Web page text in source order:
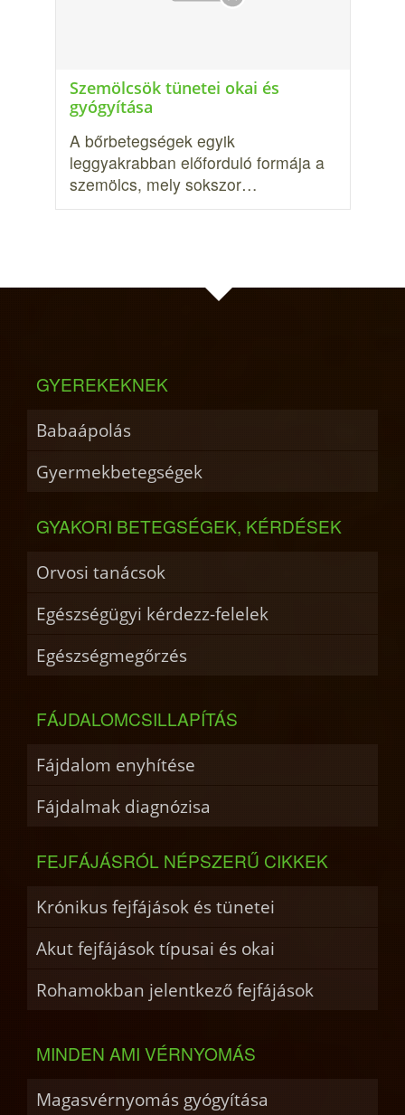
Szemölcsök tünetei okai és
gyógyítása
A bőrbetegségek egyik
leggyakrabban előforduló formája a
szemölcs, mely sokszor…
GYEREKEKNEK
Babaápolás
Gyermekbetegségek
GYAKORI BETEGSÉGEK, KÉRDÉSEK
Orvosi tanácsok
Egészségügyi kérdezz-felelek
Egészségmegőrzés
FÁJDALOMCSILLAPÍTÁS
Fájdalom enyhítése
Fájdalmak diagnózisa
FEJFÁJÁSRÓL NÉPSZERŰ CIKKEK
Krónikus fejfájások és tünetei
Akut fejfájások típusai és okai
Rohamokban jelentkező fejfájások
MINDEN AMI VÉRNYOMÁS
Magasvérnyomás gyógyítása